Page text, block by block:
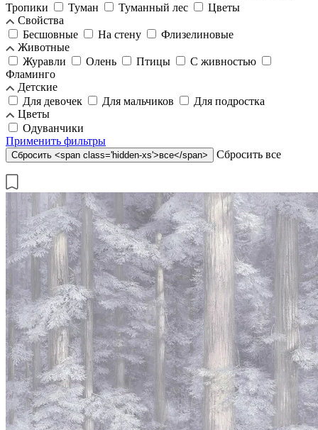
Тропики
Туман Туманный лес
Цветы
Свойства
Бесшовные
На стену
Флизелиновые
Животные
Журавли
Олень Птицы
С живностью
Фламинго
Детские
Для девочек
Для мальчиков
Для подростка
Цветы
Одуванчики
Применить фильтры
Cбросить все